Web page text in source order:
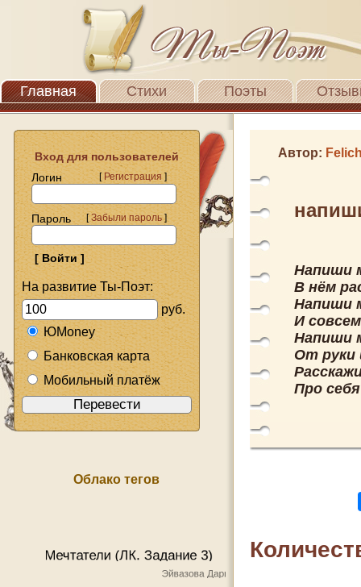
Главная Стихи Поэты
Вход для пользователей
Логин
[Регистрация]
Пароль [Забыли пароль]
На развитие Ты-Поэт:
руб.
ЮMoney
Банковская карта
Мобильный платёж
Облако тегов
Автор:
Напиши
В нём
Напиши
И
Напиши
От руки
Про